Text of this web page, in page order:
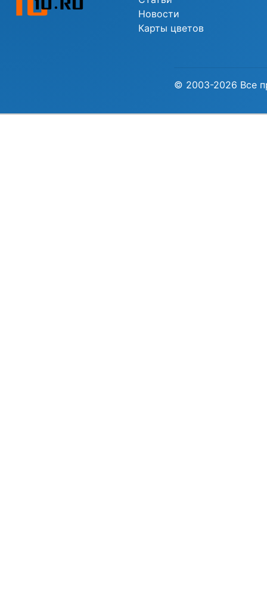
Новости
Карты цветов
© 2003-2026 Все